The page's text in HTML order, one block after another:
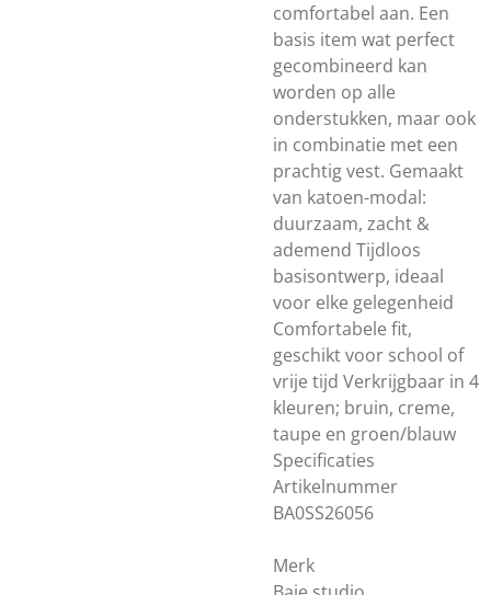
comfortabel aan. Een
basis item wat perfect
gecombineerd kan
worden op alle
onderstukken, maar ook
in combinatie met een
prachtig vest. Gemaakt
van katoen-modal:
duurzaam, zacht &
ademend Tijdloos
basisontwerp, ideaal
voor elke gelegenheid
Comfortabele fit,
geschikt voor school of
vrije tijd Verkrijgbaar in 4
kleuren; bruin, creme,
taupe en groen/blauw
Specificaties
Artikelnummer
BA0SS26056
Merk